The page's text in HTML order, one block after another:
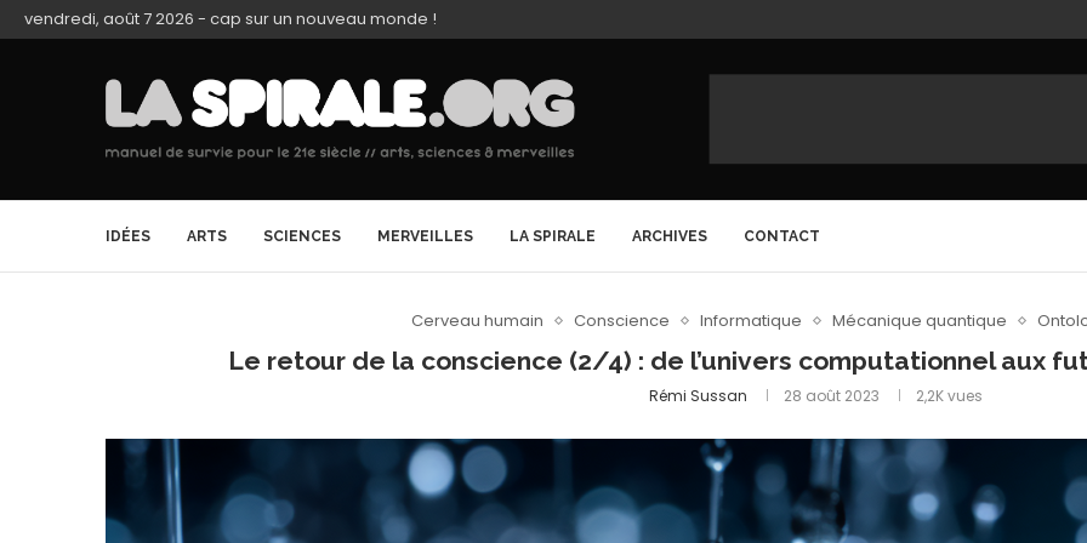
vendredi, août 7 2026 - cap sur un nouveau monde !
IDÉES ARTS SCIENCES MERVEILLES LA SPIRALE ARCHIVES CONTACT
Cerveau humain Conscience Informatique Mécanique quantique
Le retour de la conscience (2/4) : de l’univers computationnel aux
Rémi Sussan 28 août 2023 2,2Kvues